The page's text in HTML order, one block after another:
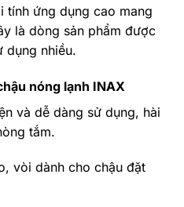
ứng dụng cao mang
là dòng sản phẩm được
dụng nhiều.
nóng lạnh INAX
và dễ dàng sử dụng, hài
tắm.
vòi dành cho chậu đặt